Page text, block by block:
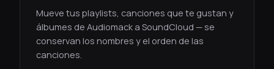
Mueve tus playlists, canciones que te gustan y
álbumes de Audiomack a SoundCloud — se
conservan los nombres y el orden de las
canciones.